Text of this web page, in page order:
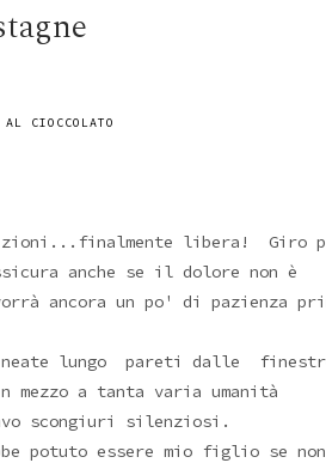
CIOCCOLATO
libera! Giro
anche se il dolore non è
ancora un po' di pazienza
lungo pareti dalle
a tanta varia umanità
scongiuri silenziosi.
potuto essere mio figlio se non